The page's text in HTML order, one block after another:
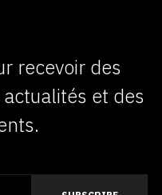
recevoir des
et des